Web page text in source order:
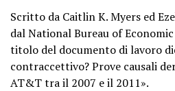
Scritto da Caitlin K. Myers ed
dal National Bureau of Economic
titolo del documento di lavoro
contraccettivo? Prove causali
AT&T tra il 2007 e il 2011».